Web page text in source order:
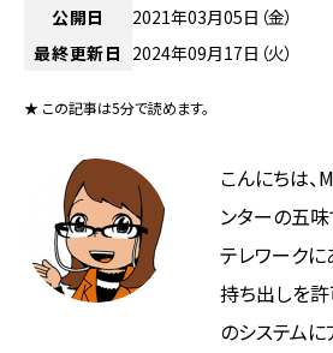
公開日
2021年03月05日（金）
最終更新日 2024年09月17日（火）
★ この記事は5分で読めます。
こんにちは
ンターの五味
テレワークに
持ち出しを
のシステムに